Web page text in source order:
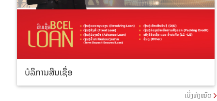
ບໍລິການສິນເຊື່ອ
ເບິ່ງທັງໝົດ